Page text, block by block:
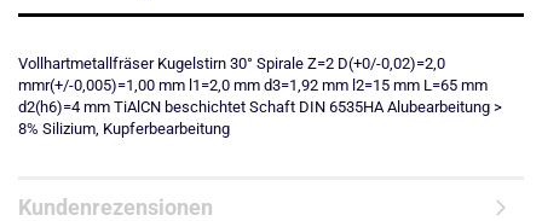
Vollhartmetallfräser Kugelstirn 30° Spirale Z=2 D(+0/-0,02)=2,0
mmr(+/-0,005)=1,00 mm l1=2,0 mm d3=1,92 mm l2=15 mm L=65 mm
d2(h6)=4 mm TiAlCN beschichtet Schaft DIN 6535HA Alubearbeitung >
8% Silizium, Kupferbearbeitung
Kundenrezensionen